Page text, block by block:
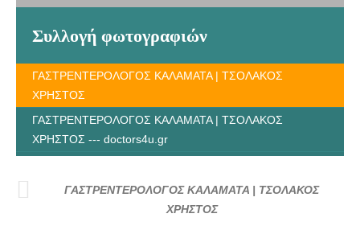
Συλλογή φωτογραφιών
ΓΑΣΤΡΕΝΤΕΡΟΛΟΓΟΣ ΚΑΛΑΜΑΤΑ | ΤΣΟΛΑΚΟΣ
ΧΡΗΣΤΟΣ
ΓΑΣΤΡΕΝΤΕΡΟΛΟΓΟΣ ΚΑΛΑΜΑΤΑ | ΤΣΟΛΑΚΟΣ
ΧΡΗΣΤΟΣ --- doctors4u.gr
ΧΡΗΣΤΟΣ --- doctors4u.gr
ΓΑΣΤΡΕΝΤΕΡΟΛΟΓΟΣ ΚΑΛΑΜΑΤΑ | ΤΣΟΛΑΚΟΣ
ΓΑΣΤΡΕΝΤΕΡΟΛΟΓΟΣ ΚΑΛΑΜΑΤΑ | ΤΣΟΛΑΚΟΣ
ΧΡΗΣΤΟΣ